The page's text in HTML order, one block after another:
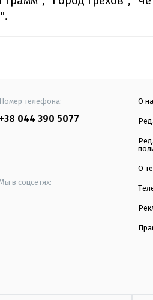
Номер телефона:
+38 044 390 5077
в соцсетях:
О
О